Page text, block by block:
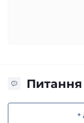
Питання
+